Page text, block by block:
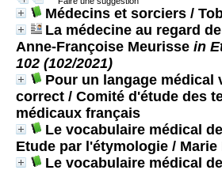
Médecins et sorciers /
La médecine au regard
Anne-Françoise Meurisse in
102 (102/2021)
Pour un langage médical
correct / Comité d'étude des
médicaux français
Le vocabulaire médical
Etude par l'étymologie /
Le vocabulaire médical